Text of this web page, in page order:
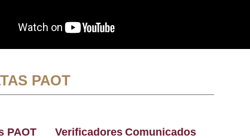
PAOT
PAOT
Verificadores Comunicados